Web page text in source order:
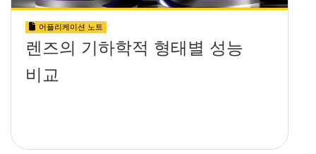
어플리케이션 노트
렌즈의 기하학적 형태별 성능
비교